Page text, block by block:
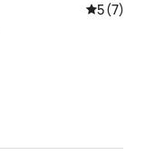
5 (7)